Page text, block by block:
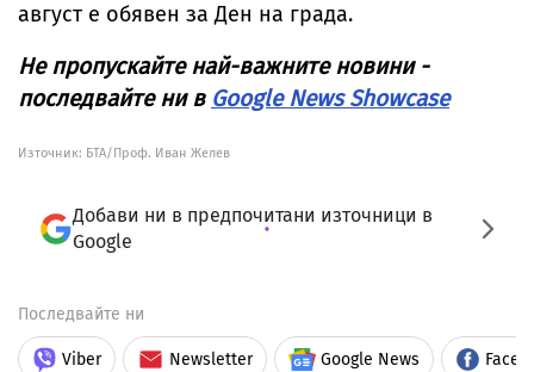
август е обявен за Ден на града.
Не пропускайте най-важните новини -
последвайте ни в Google News Showcase
Източник: БТА/Проф. Иван Желев
Добави ни в предпочитани източници в
Google
Последвайте ни
Viber Newsletter Google News